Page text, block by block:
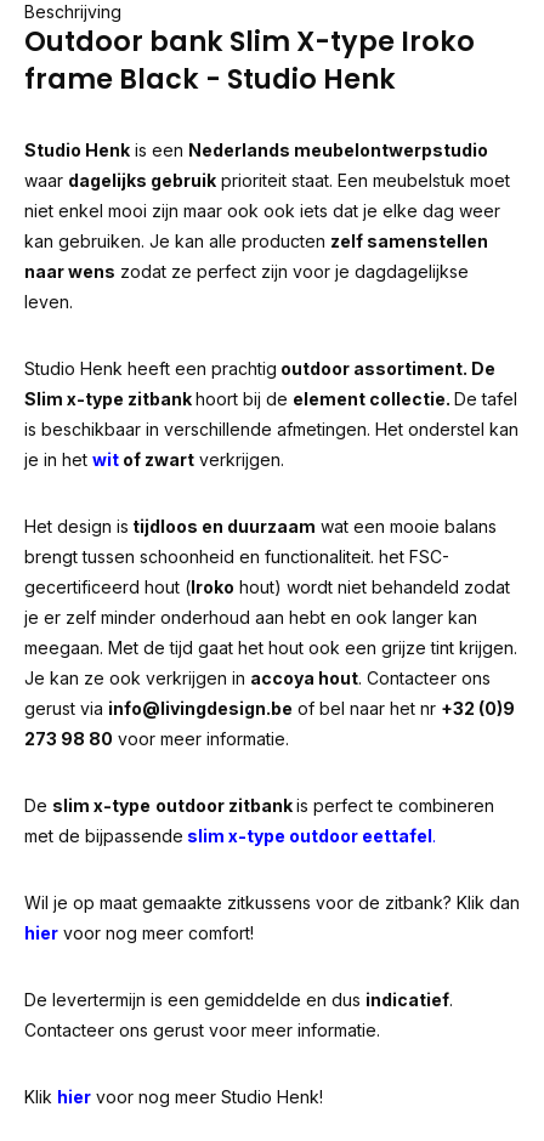
Beschrijving
Outdoor bank Slim X-type Iroko
frame Black - Studio Henk
Studio Henk is een Nederlands meubelontwerpstudio
waar dagelijks gebruik prioriteit staat. Een meubelstuk moet
niet enkel mooi zijn maar ook ook iets dat je elke dag weer
kan gebruiken. Je kan alle producten zelf samenstellen
naar wens zodat ze perfect zijn voor je dagdagelijkse
leven.
Studio Henk heeft een prachtig outdoor assortiment. De
Slim x-type zitbankhoort bij de element collectie. De tafel
is beschikbaar in verschillende afmetingen. Het onderstel kan
je in het wit of zwart verkrijgen.
Het design is tijdloos en duurzaam wat een mooie balans
brengt tussen schoonheid en functionaliteit. het FSC-
gecertificeerd hout (Iroko hout) wordt niet behandeld zodat
je er zelf minder onderhoud aan hebt en ook langer kan
meegaan. Met de tijd gaat het hout ook een grijze tint krijgen.
Je kan ze ook verkrijgen in accoya hout. Contacteer ons
gerust via info@livingdesign.be of bel naar het nr +32 (0)9
273 98 80 voor meer informatie.
De slim x-type outdoor zitbankis perfect te combineren
met de bijpassende slim x-type outdoor eettafel.
Wil je op maat gemaakte zitkussens voor de zitbank? Klik dan
hier voor nog meer comfort!
De levertermijn is een gemiddelde en dus indicatief.
Contacteer ons gerust voor meer informatie.
Klik hier voor nog meer Studio Henk!